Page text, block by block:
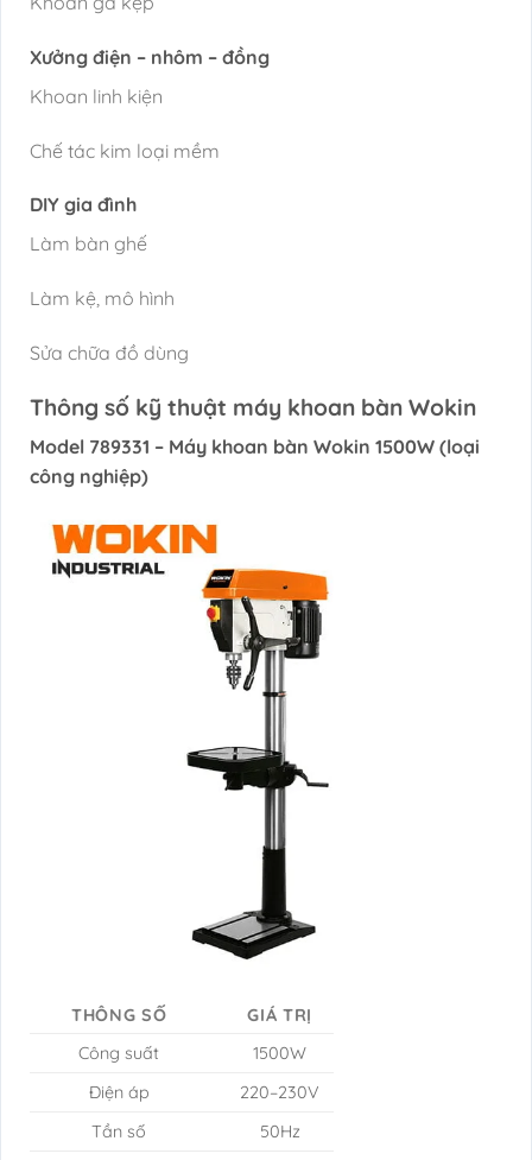
Xưởng điện – nhôm – đồng
Khoan linh kiện
Chế tác kim loại mềm
DIY gia đình
Làm bàn ghế
Làm kệ, mô hình
Sửa chữa đồ dùng
Thông số kỹ thuật máy khoan bàn Wokin
Model 789331 – Máy khoan bàn Wokin 1500W (loại
công nghiệp)
THÔNG SỐ
GIÁ TRỊ
Công suất
1500W
Điện áp
220–230V
Tần số
50Hz